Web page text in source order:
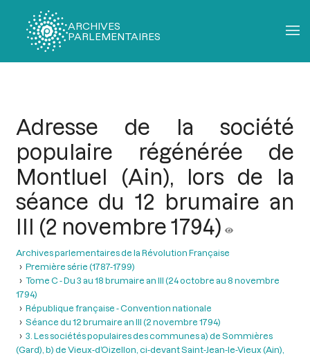
ARCHIVES
PARLEMENTAIRES
Adresse de la société
populaire régénérée de
Montluel (Ain), lors de la
séance du 12 brumaire an
III (2 novembre 1794)
Archives parlementaires de la Révolution Française
Première série (1787-1799)
Tome C - Du 3 au 18 brumaire an III (24 octobre au 8 novembre
1794)
République française - Convention nationale
Séance du 12 brumaire an III (2 novembre 1794)
3. Les sociétés populaires des communes a) de Sommières
(Gard), b) de Vieux-d’Oizellon, ci-devant Saint-Jean-le-Vieux (Ain),